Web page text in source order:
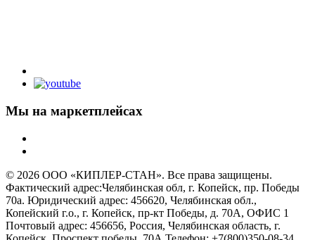
Мы на маркетплейсах
© 2026 ООО «КИПЛЕР-СТАН». Все права защищены.
Фактический адрес:Челябинская обл, г. Копейск, пр. Победы
70а. Юридический адрес: 456620, Челябинская обл.,
Копейский г.о., г. Копейск, пр-кт Победы, д. 70А, ОФИС 1
Почтовый адрес: 456656, Россия, Челябинская область, г.